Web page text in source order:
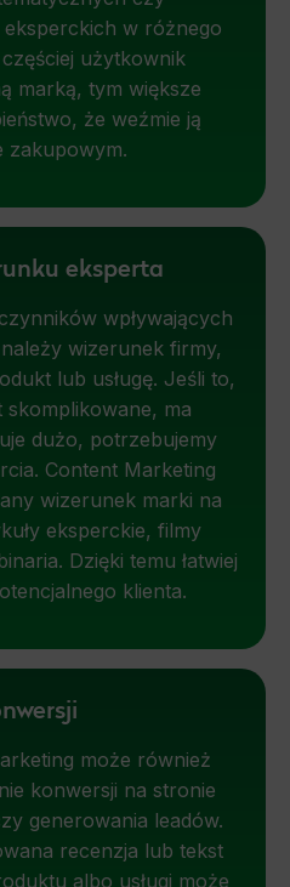
eksperckich w różnego
użytkownik
marką, tym większe
że weźmie ją
zakupowym.
eksperta
wpływających
wizerunek firmy,
lub usługę. Jeśli to,
ma
dużo, potrzebujemy
Content Marketing
wizerunek marki na
eksperckie, filmy
Dzięki temu łatwiej
klienta.
może również
konwersji na stronie
generowania leadów.
recenzja lub tekst
albo usługi może